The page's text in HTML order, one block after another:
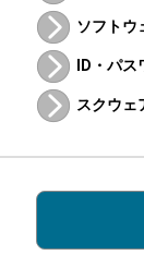
ソフトウ
ID・パ
スクウェ